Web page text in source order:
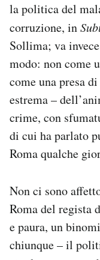
la politica del
corruzione, in
Sollima; va
modo: non come
come una presa
estrema –
crime, con
di cui ha parlato
Roma qualche
Non ci sono
Roma del regista
e paura, un
chiunque – il